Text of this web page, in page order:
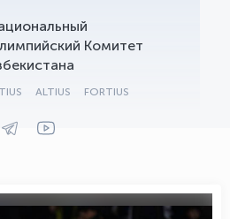
Комитет
ALTIUS FORTIUS